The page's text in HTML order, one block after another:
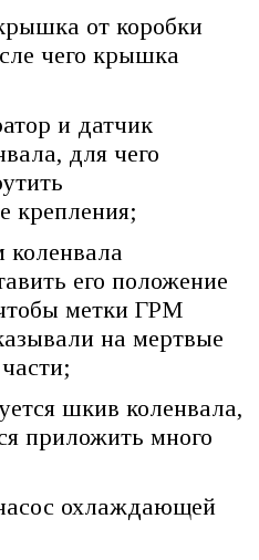
от коробки
чего крышка
и датчик
для чего
крепления;
коленвала
его положение
метки ГРМ
на мертвые
шкив коленвала,
приложить много
охлаждающей